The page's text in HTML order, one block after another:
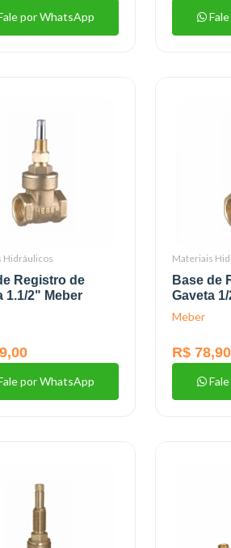
por WhatsApp
Hidráulicos
Registro de
1.1/2" Meber
por WhatsApp
Materiais
Base de
Gaveta
Meber
R$ 78,90